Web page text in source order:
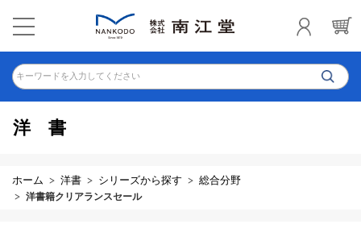
キーワードを入力してください
洋書
ホーム 洋書 シリーズから探す 総合分野
洋書籍クリアランスセール